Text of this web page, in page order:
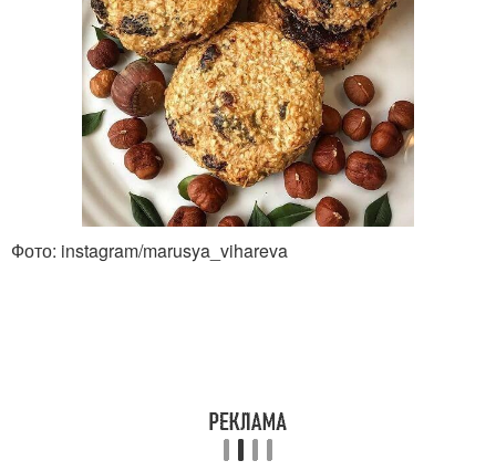
Фото: instagram/marusya_vihareva